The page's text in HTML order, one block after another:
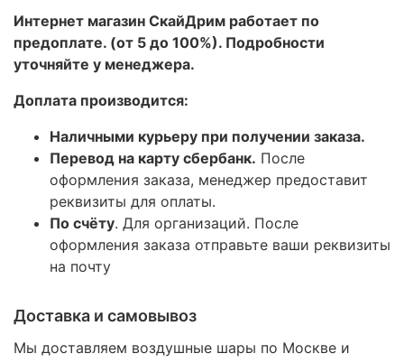
Интернет магазин СкайДрим работает по
предоплате. (от 5 до 100%). Подробности
уточняйте у менеджера.
Доплата производится:
Наличными курьеру при получении заказа.
Перевод на карту сбербанк. После
оформления заказа, менеджер предоставит
реквизиты для оплаты.
По счёту. Для организаций. После
оформления заказа отправьте ваши реквизиты
на почту
Доставка и самовывоз
Мы доставляем воздушные шары по Москве и